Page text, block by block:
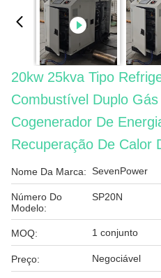
20kw 25kva Tipo
Combustível Duplo
Cogenerador De
Recuperação De Calor
Nome Da Marca: SevenPower
Número Do
Modelo:
SP20N
MOQ: 1 conjunto
Preço: Negociável